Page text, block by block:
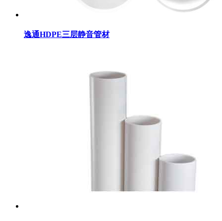
逸通HDPE三层静音管材